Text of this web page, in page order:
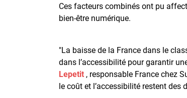
Ces facteurs combinés ont pu
bien-être numérique.
"La baisse de la France dans le
dans l’accessibilité pour garantir
Lepetit , responsable France chez
le coût et l’accessibilité restent des